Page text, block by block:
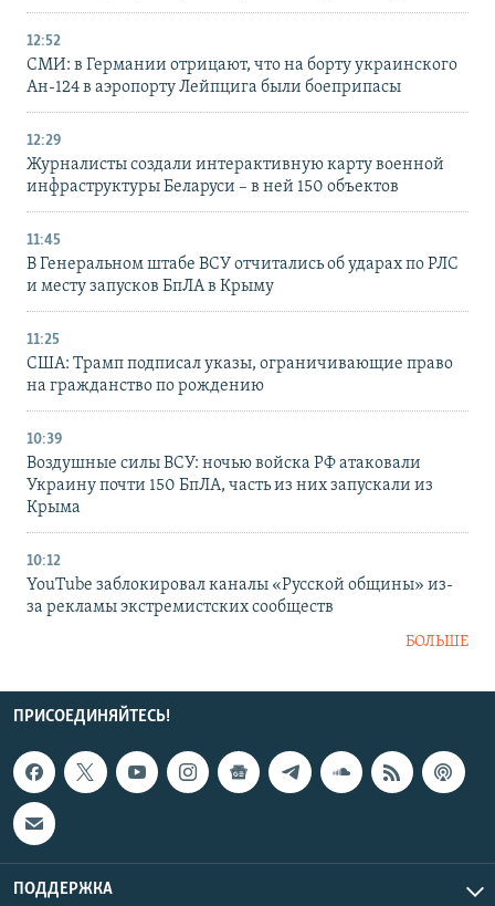
12:52
СМИ: в Германии отрицают, что на борту украинского
Ан-124 в аэропорту Лейпцига были боеприпасы
12:29
Журналисты создали интерактивную карту военной
инфраструктуры Беларуси – в ней 150 объектов
11:45
В Генеральном штабе ВСУ отчитались об ударах по РЛС
и месту запусков БпЛА в Крыму
11:25
США: Трамп подписал указы, ограничивающие право
на гражданство по рождению
10:39
Воздушные силы ВСУ: ночью войска РФ атаковали
Украину почти 150 БпЛА, часть из них запускали из
Крыма
10:12
YouTube заблокировал каналы «Русской общины» из-
за рекламы экстремистских сообществ
БОЛЬШЕ
ПРИСОЕДИНЯЙТЕСЬ!
ПОДДЕРЖКА